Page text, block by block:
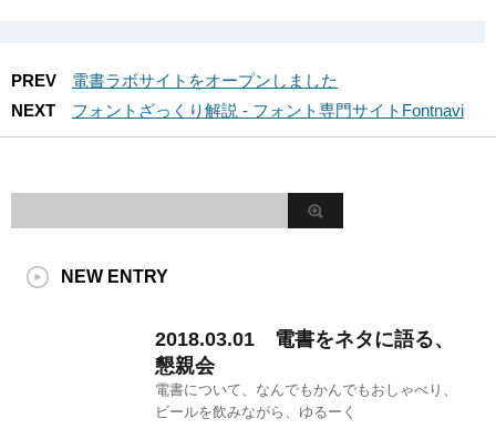
PREV
電書ラボサイトをオープンしました
NEXT
フォントざっくり解説 - フォント専門サイトFontnavi
NEW ENTRY
2018.03.01 電書をネタに語る、
懇親会
電書について、なんでもかんでもおしゃべり、
ビールを飲みながら、ゆるーく